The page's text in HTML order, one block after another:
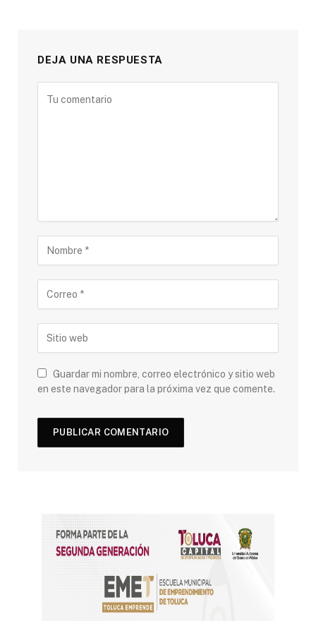
DEJA UNA RESPUESTA
Guardar mi nombre, correo electrónico y sitio web
en este navegador para la próxima vez que comente.